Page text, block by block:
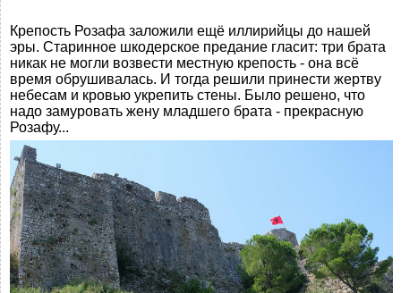
Крепость Розафа заложили ещё иллирийцы до нашей
эры. Старинное шкодерское предание гласит: три брата
никак не могли возвести местную крепость - она всё
время обрушивалась. И тогда решили принести жертву
небесам и кровью укрепить стены. Было решено, что
надо замуровать жену младшего брата - прекрасную
Розафу...